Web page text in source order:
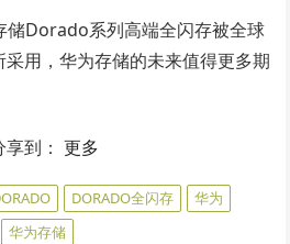
Dorado系列高端全闪存被全球
用，华为存储的未来值得更多期
享到： 更多
DORADO全闪存
华为
华为存储